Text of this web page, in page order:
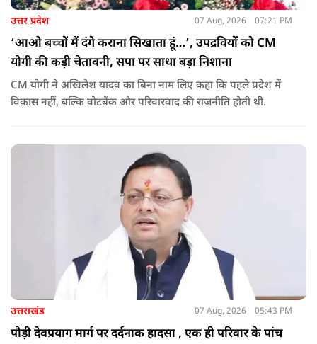
उत्तर प्रदेश 07 Aug, 2026 07:21 PM
‘आओ बच्चों मैं दंगे कराना सिखाता हूं…’, उपद्रवियों को CM
योगी की कड़ी चेतावनी, सपा पर साधा बड़ा निशाना
CM योगी ने अखिलेश यादव का बिना नाम लिए कहा कि पहले प्रदेश में
विकास नहीं, बल्कि वोटबैंक और परिवारवाद की राजनीति होती थी.
उत्तराखंड 07 Aug, 2026 05:43 PM
पौड़ी देवप्रयाग मार्ग पर दर्दनाक हादसा , एक ही परिवार के पांच